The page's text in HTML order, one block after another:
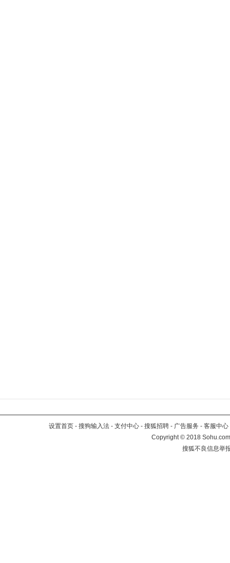
设置首页 - 搜狗输入法 - 支付中心 - 搜狐招聘 - 广告服务 - 客服中心
Copyright©2018
搜狐不良信息举